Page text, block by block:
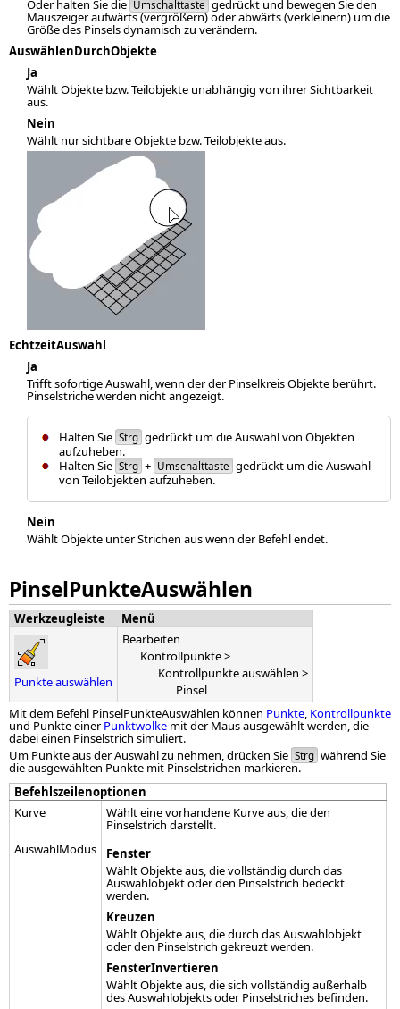
Oder halten Sie die Umschalttaste gedrückt und bewegen Sie den
Mauszeiger aufwärts (vergrößern) oder abwärts (verkleinern) um die
Größe des Pinsels dynamisch zu verändern.
AuswählenDurchObjekte
Ja
Wählt Objekte bzw. Teilobjekte unabhängig von ihrer Sichtbarkeit
aus.
Nein
Wählt nur sichtbare Objekte bzw. Teilobjekte aus.
EchtzeitAuswahl
Ja
Trifft sofortige Auswahl, wenn der der Pinselkreis Objekte berührt.
Pinselstriche werden nicht angezeigt.
Halten Sie Strg gedrückt um die Auswahl von Objekten
aufzuheben.
Halten Sie Strg + Umschalttaste gedrückt um die Auswahl
von Teilobjekten aufzuheben.
Nein
Wählt Objekte unter Strichen aus wenn der Befehl endet.
PinselPunkteAuswählen
Werkzeugleiste Menü
Punkte auswählen
Bearbeiten
Kontrollpunkte >
Kontrollpunkte auswählen >
Pinsel
Mit dem Befehl PinselPunkteAuswählen können Punkte, Kontrollpunkte
und Punkte einerPunktwolke mit der Maus ausgewählt werden, die
dabei einen Pinselstrich simuliert.
Um Punkte aus der Auswahl zu nehmen, drücken Sie Strg während Sie
die ausgewählten Punkte mit Pinselstrichen markieren.
Befehlszeilenoptionen
Kurve
Wählt eine vorhandene Kurve aus, die den
Pinselstrich darstellt.
AuswahlModus
Fenster
Wählt Objekte aus, die vollständig durch das
Auswahlobjekt oder den Pinselstrich bedeckt
werden.
Kreuzen
Wählt Objekte aus, die durch das Auswahlobjekt
oder den Pinselstrich gekreuzt werden.
FensterInvertieren
Wählt Objekte aus, die sich vollständig außerhalb
des Auswahlobjekts oder Pinselstriches befinden.